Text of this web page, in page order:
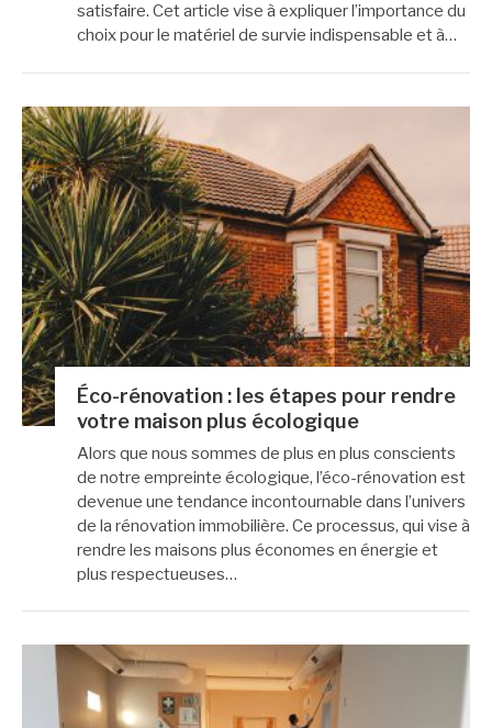
satisfaire. Cet article vise à expliquer l’importance du
choix pour le matériel de survie indispensable et à…
Éco-rénovation : les étapes pour rendre
votre maison plus écologique
Alors que nous sommes de plus en plus conscients
de notre empreinte écologique, l’éco-rénovation est
devenue une tendance incontournable dans l’univers
de la rénovation immobilière. Ce processus, qui vise à
rendre les maisons plus économes en énergie et
plus respectueuses…